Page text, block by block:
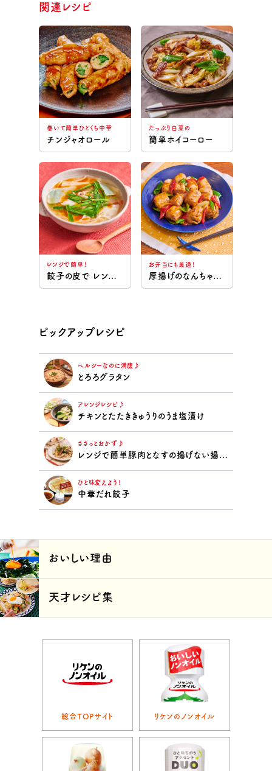
関連レシピ
巻いて簡単ひとくち中華
チンジャオロール
たっぷり白菜の
簡単ホイコーロー
レンジで簡単！
餃子の皮で レンチンワンタンスープ
お弁当にも最適！
厚揚げのなんちゃって酢豚
ピックアップレシピ
ヘルシーなのに満腹♪
とろろグラタン
アレンジレシピ♪
チキンとたたききゅうりのうま塩漬け
ささっとおかず♪
レンジで簡単豚肉となすの揚げない揚げ浸し
ひと味変えよう！
中華だれ餃子
おいしい理由
天才レシピ集
総合TOPサイト リケンのノンオイル